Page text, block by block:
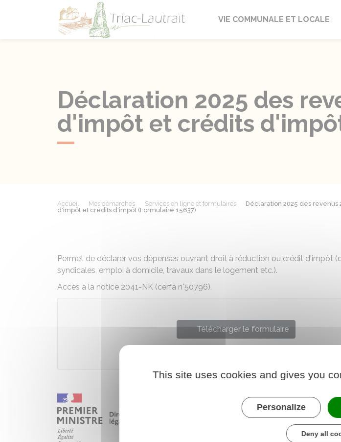
Triac-Lautrait
VIE COMMUNALE ET LOCALE
Déclaration 2025 des
d'impôt et crédits
Accueil Mes démarches Services en ligne et formulaires
Déclaration 2025 des revenus
d'impôt et crédits d'impôt (Formulaire 15637)
Permet de déclarer vos dépenses ouvrant droit à réduction ou crédit d'impôt
syndicales, emploi à domicile, travaux dans le logement etc.).
Accès à la notice 2041-NK (cerfa n°50796).
Télécharger le formulaire
This site uses cookies and gives you
Personalize
Deny all